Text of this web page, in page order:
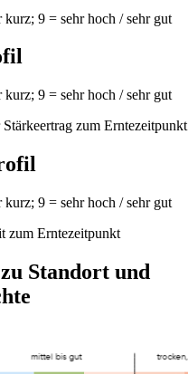
kurz; 9 = sehr hoch / sehr gut
kurz; 9 = sehr hoch / sehr gut
zum Erntezeitpunkt
kurz; 9 = sehr hoch / sehr gut
zum Erntezeitpunkt
Standort und